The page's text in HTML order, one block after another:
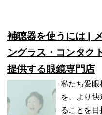
補聴器を使うには |
ングラス・コンタク
提供する眼鏡専門店
私たち愛眼
を、より
ることを